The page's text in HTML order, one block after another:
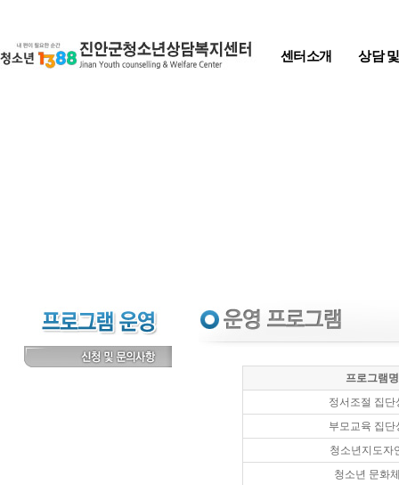
센터소개 상담
프로그램명
정서조절 집단
부모교육 집단
청소년지도자
청소년 문화